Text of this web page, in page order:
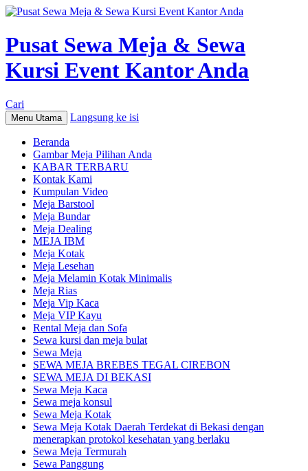
Pusat Sewa Meja & Sewa
Kursi Event Kantor Anda
Cari
Menu Utama Langsung ke isi
Beranda
Gambar Meja Pilihan Anda
KABAR TERBARU
Kontak Kami
Kumpulan Video
Meja Barstool
Meja Bundar
Meja Dealing
MEJA IBM
Meja Kotak
Meja Lesehan
Meja Melamin Kotak Minimalis
Meja Rias
Meja Vip Kaca
Meja VIP Kayu
Rental Meja dan Sofa
Sewa kursi dan meja bulat
Sewa Meja
SEWA MEJA BREBES TEGAL CIREBON
SEWA MEJA DI BEKASI
Sewa Meja Kaca
Sewa meja konsul
Sewa Meja Kotak
Sewa Meja Kotak Daerah Terdekat di Bekasi dengan
menerapkan protokol kesehatan yang berlaku
Sewa Meja Termurah
Sewa Panggung